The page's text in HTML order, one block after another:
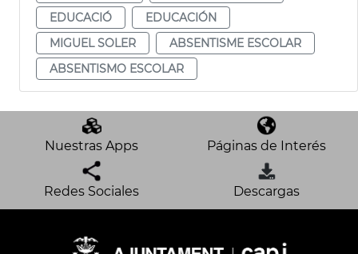
EDUCACIÓ
EDUCACIÓN
MIGUEL SOLER
ABSENTISME ESCOLAR
ABSENTISMO ESCOLAR
Nuestras Apps Páginas de Interés
Redes Sociales Descargas